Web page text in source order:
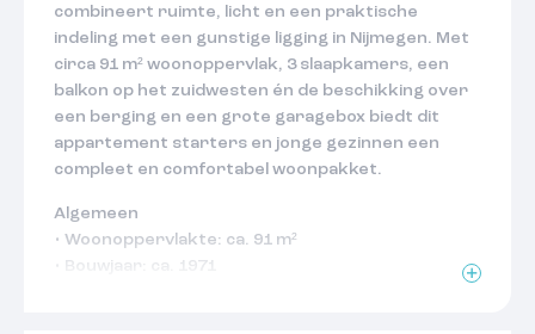
combineert ruimte, licht en een praktische
indeling met een gunstige ligging in Nijmegen. Met
circa 91 m² woonoppervlak, 3 slaapkamers, een
balkon op het zuidwesten én de beschikking over
een berging en een grote garagebox biedt dit
appartement starters en jonge gezinnen een
compleet en comfortabel woonpakket.
Algemeen
• Woonoppervlakte: ca. 91 m²
• Bouwjaar: ca. 1971